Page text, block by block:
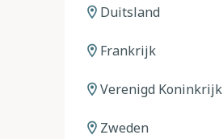
Duitsland
Frankrijk
Verenigd Koninkrijk
Zweden